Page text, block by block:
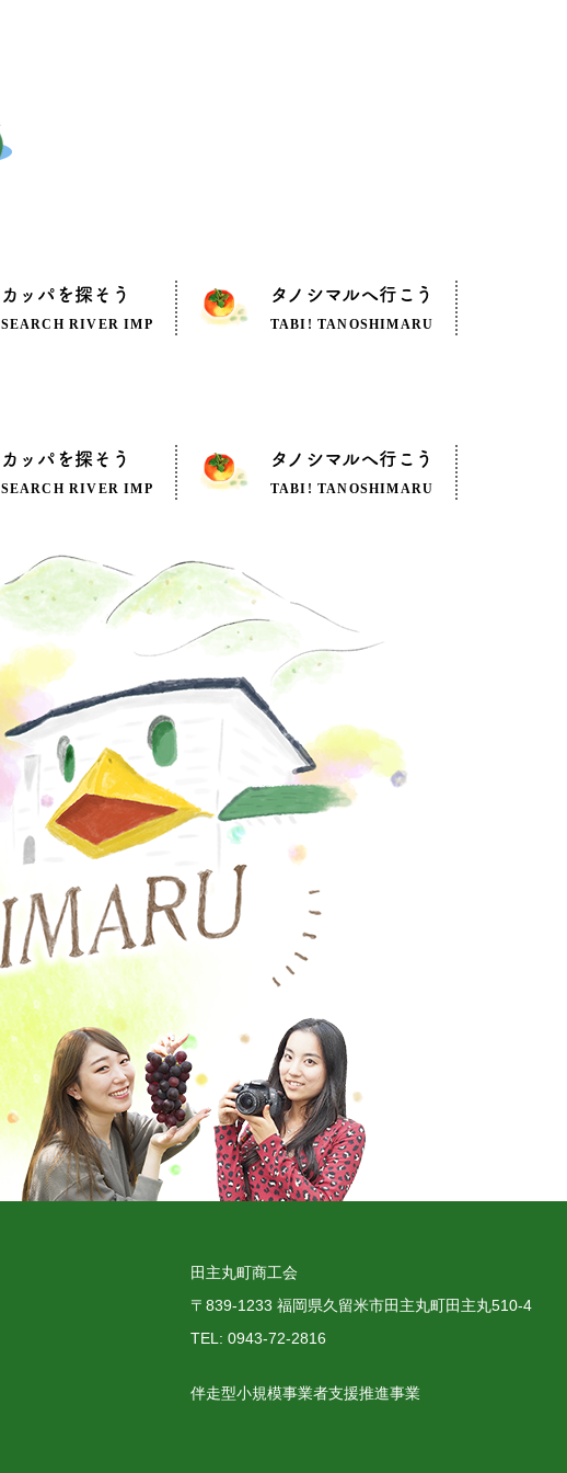
カッパを探そう
SEARCH RIVER IMP
タノシマルへ行こう
TABI! TANOSHIMARU
カッパを探そう
SEARCH RIVER IMP
タノシマルへ行こう
TABI! TANOSHIMARU
田主丸町商工会
〒839-1233 福岡県久留米市田主丸町田主丸510-4
TEL: 0943-72-2816
伴走型小規模事業者支援推進事業